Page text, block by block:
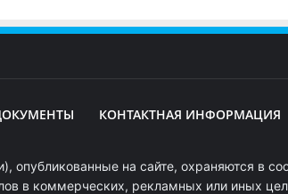
КОНТАКТНАЯ ИНФОРМАЦИЯ
опубликованные на сайте, охраняются в
в коммерческих, рекламных или иных